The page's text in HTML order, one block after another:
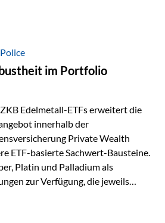
Life lassen sich beide Ansätze
und Stabilisierung. 1)
oder bewusst? Global investieren
bildet die Weltmärkte möglichst
im Portfolio
Edelmetall-ETFs erweitert die
innerhalb der
Private Wealth
ETF-basierte Sachwert-Bausteine.
Platin und Palladium als
zur Verfügung, die jeweils
Marktmeinungen, sondern auf